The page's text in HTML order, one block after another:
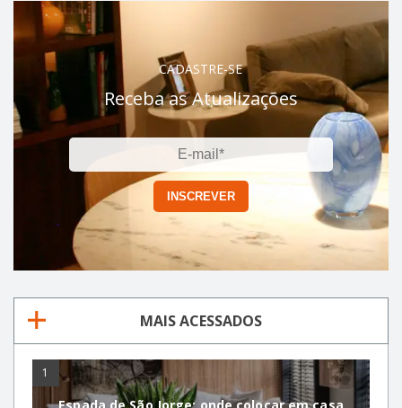
CADASTRE-SE
Receba as Atualizações
MAIS ACESSADOS
1